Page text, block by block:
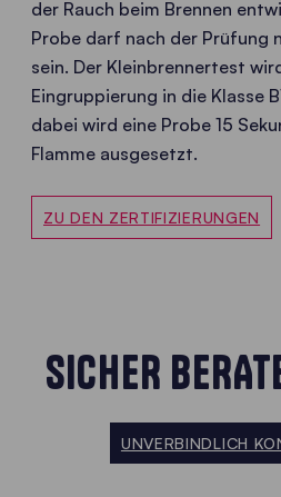
der Rauch beim Brennen
Probe darf nach der Prüfung
sein. Der Kleinbrennertest
Eingruppierung in die Klasse
dabei wird eine Probe 15
Flamme ausgesetzt.
ZU DEN ZERTIFIZIERUNGEN
SICHER
UNVERBINDLICH